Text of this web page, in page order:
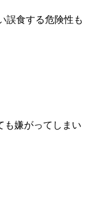
誤食する危険性も
も嫌がってしまい